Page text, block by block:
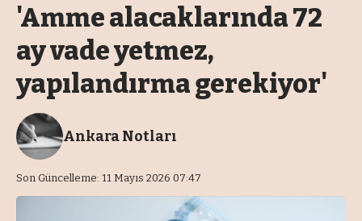
'Amme alacaklarında 72
ay vade yetmez,
yapılandırma gerekiyor'
Son Güncelleme: 11 Mayıs 2026 07:47
Ankara Notları